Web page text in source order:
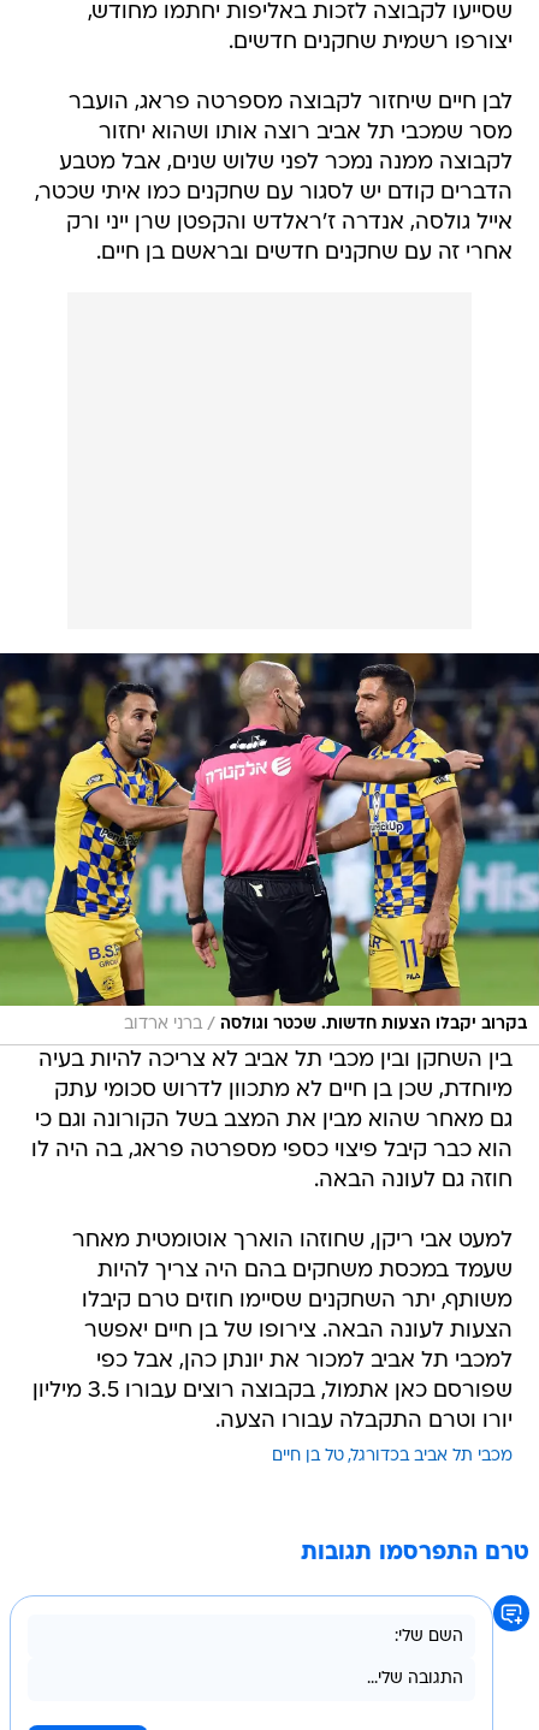
שסייעו לקבוצה לזכות באליפות יחתמו מחודש,
יצורפו רשמית שחקנים חדשים.
לבן חיים שיחזור לקבוצה מספרטה פראג, הועבר
מסר שמכבי תל אביב רוצה אותו ושהוא יחזור
לקבוצה ממנה נמכר לפני שלוש שנים, אבל מטבע
הדברים קודם יש לסגור עם שחקנים כמו איתי שכטר,
אייל גולסה, אנדרה ז'ראלדש והקפטן שרן ייני ורק
אחרי זה עם שחקנים חדשים ובראשם בן חיים.
בקרוב יקבלו הצעות חדשות. שכטר וגולסה / ברני ארדוב
בין השחקן ובין מכבי תל אביב לא צריכה להיות בעיה
מיוחדת, שכן בן חיים לא מתכוון לדרוש סכומי עתק
גם מאחר שהוא מבין את המצב בשל הקורונה וגם כי
הוא כבר קיבל פיצוי כספי מספרטה פראג, בה היה לו
חוזה גם לעונה הבאה.
למעט אבי ריקן, שחוזהו הוארך אוטומטית מאחר
שעמד במכסת משחקים בהם היה צריך להיות
משותף, יתר השחקנים שסיימו חוזים טרם קיבלו
הצעות לעונה הבאה. צירופו של בן חיים יאפשר
למכבי תל אביב למכור את יונתן כהן, אבל כפי
שפורסם כאן אתמול, בקבוצה רוצים עבורו 3.5 מיליון
יורו וטרם התקבלה עבורו הצעה.
מכבי תל אביב בכדורגל טל בן חיים
טרם התפרסמו תגובות